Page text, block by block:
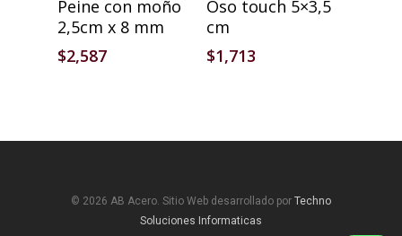
Peine con moño
2,5cm x 8 mm
$2,587
Oso touch 5×3,5
cm
$1,713
© 2026 AB Acero. Sitio Web desarrollado por Techno
Soluciones Informaticas